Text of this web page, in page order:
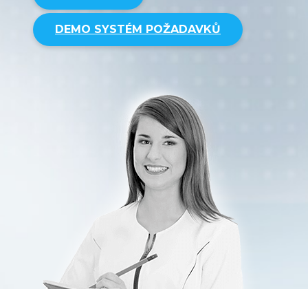
DEMO SYSTÉM POŽADAVKŮ